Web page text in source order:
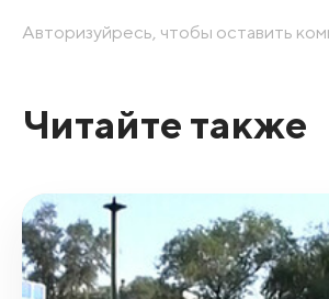
Авторизуйресь, чтобы оставить
Читайте также